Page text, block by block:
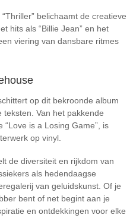
belichaamt de creatieve
hits als “Billie Jean” en het
viering van dansbare ritmes
op dit bekroonde album
Van het pakkende
“Love is a Losing Game”, is
op vinyl.
de diversiteit en rijkdom van
als hedendaagse
van geluidskunst. Of je
bent of net begint aan je
en ontdekkingen voor elke